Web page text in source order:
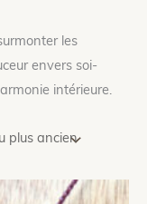
les
envers soi-
intérieure.